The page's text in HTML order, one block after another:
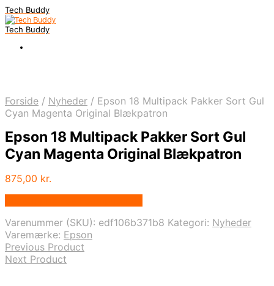
Tech Buddy
Tech Buddy
Forside / Nyheder / Epson 18 Multipack Pakker Sort Gul
Cyan Magenta Original Blækpatron
Epson 18 Multipack Pakker Sort Gul
Cyan Magenta Original Blækpatron
875,00 kr.
Varenummer (SKU): edf106b371b8 Kategori: Nyheder
Varemærke: Epson
Previous Product
Next Product